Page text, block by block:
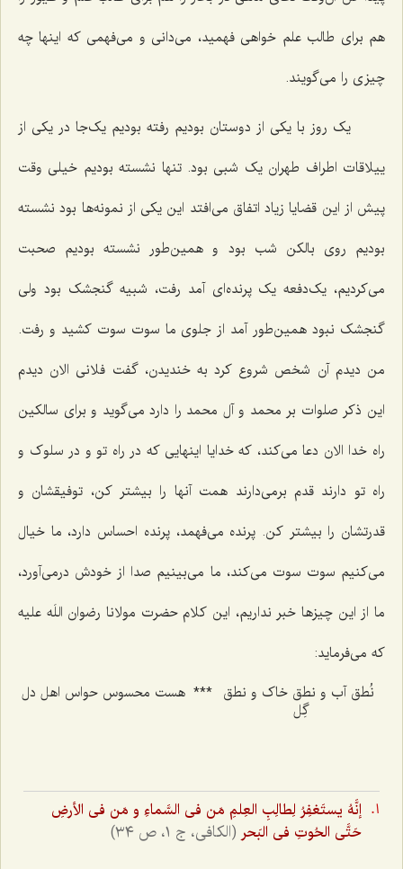
هم برای طالب علم خواهی فهمید، می‌دانی و می‌فهمی که اینها چه
چیزی را می‌گویند.
یک روز با یکی از دوستان بودیم رفته بودیم یک‌جا در یکی از
ییلاقات اطراف طهران یک شبی بود. تنها نشسته بودیم خیلی وقت
پیش از این قضایا زیاد اتفاق می‌افتد این یکی از نمونه‌ها بود نشسته
بودیم روی بالکن شب بود و همین‌طور نشسته بودیم صحبت
می‌کردیم، یک‌دفعه یک پرنده‌ای آمد رفت، شبیه گنجشک بود ولی
گنجشک نبود همین‌طور آمد از جلوی ما سوت سوت کشید و رفت.
من دیدم آن شخص شروع کرد به خندیدن، گفت فلانی الان دیدم
این ذکر صلوات بر محمد و آل محمد را دارد می‌گوید و برای سالکین
راه خدا الان دعا می‌کند، که خدایا اینهایی که در راه تو و در سلوک و
راه تو دارند قدم برمی‌دارند همت آنها را بیشتر کن، توفیقشان و
قدرتشان را بیشتر کن. پرنده می‌فهمد، پرنده احساس دارد، ما خیال
می‌کنیم سوت سوت می‌کند، ما می‌بینیم صدا از خودش درمی‌آورد،
ما از این چیزها خبر نداریم، این کلام حضرت مولانا رضوان اللَه علیه
که می‌فرماید:
نُطق آب و نطق خاک و نطق
گِل‌
*** هست محسوس حواس اهل دل‌
إنَّهُ يستَغفِرُ لِطالِبِ العِلمِ مَن فى السَّماءِ و مَن فى الأرضِ
حَتَّى الحُوتِ فى البَحر (الكافى، ج ١، ص ٣٤)